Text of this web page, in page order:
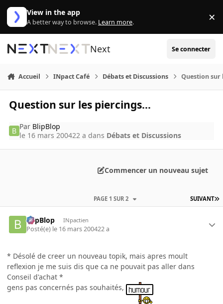
Aller au contenu
View in the app
A better way to browse. Learn more. ×
Next Se connecter
Accueil INpact Café Débats et Discussions Question sur
Question sur les piercings...
Par BlipBlop
le 16 mars 200422 a dans Débats et Discussions
Commencer un nouveau sujet
SUIVANT
PAGE 1 SUR 2
BlipBlop INpactien
Posté(e) le 16 mars 200422 a
* Désolé de creer un nouveau topik, mais apres moult
reflexion je me suis dis que ca ne pouvait pas aller dans
Conseil d'achat *
gens pas concernés pas souhaités,